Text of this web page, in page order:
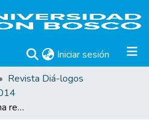
Iniciar sesión (current)
Revista Diá-logos
Proyecto Persevera: una respuesta desde la Universidad Don Bosco